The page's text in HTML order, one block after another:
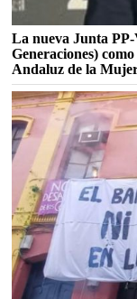
La nueva Junta PP-
Generaciones)
Andaluz de la